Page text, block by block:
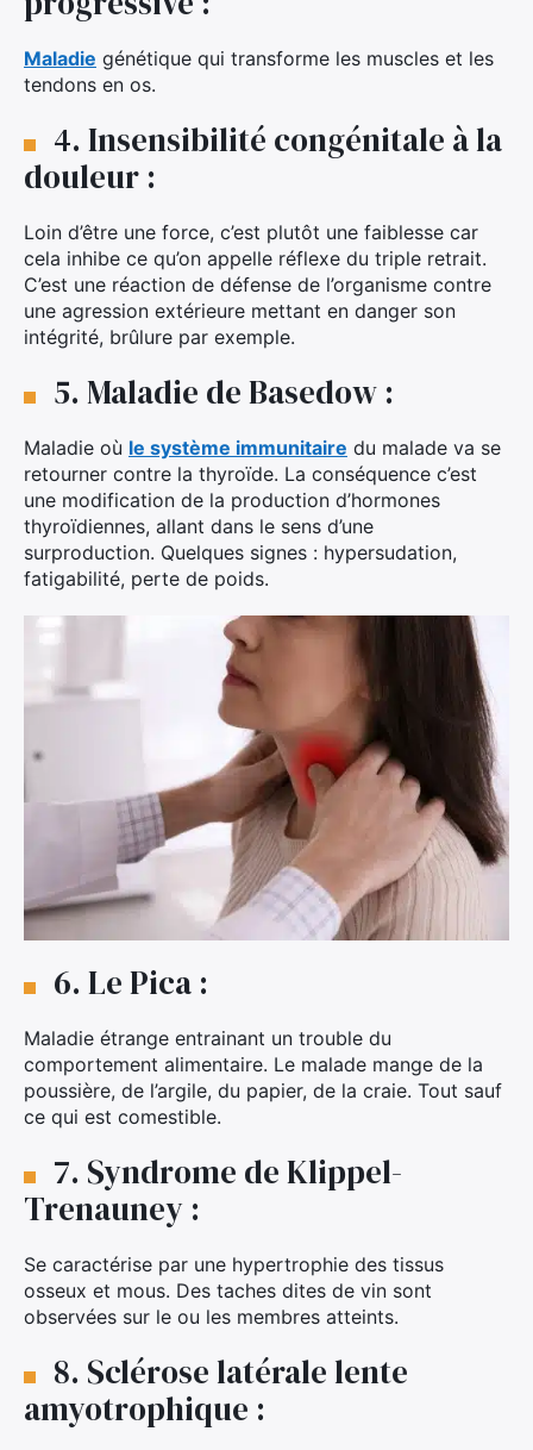
Maladie génétique qui transforme les muscles et les
tendons en os.
4. Insensibilité congénitale à la
douleur :
Loin d’être une force, c’est plutôt une faiblesse car
cela inhibe ce qu’on appelle réflexe du triple retrait.
C’est une réaction de défense de l’organisme contre
une agression extérieure mettant en danger son
intégrité, brûlure par exemple.
5. Maladie de Basedow :
Maladie où le système immunitaire du malade va se
retourner contre la thyroïde. La conséquence c’est
une modification de la production d’hormones
thyroïdiennes, allant dans le sens d’une
surproduction. Quelques signes : hypersudation,
fatigabilité, perte de poids.
6. Le Pica :
Maladie étrange entrainant un trouble du
comportement alimentaire. Le malade mange de la
poussière, de l’argile, du papier, de la craie. Tout sauf
ce qui est comestible.
7. Syndrome de Klippel-
Trenauney :
Se caractérise par une hypertrophie des tissus
osseux et mous. Des taches dites de vin sont
observées sur le ou les membres atteints.
8. Sclérose latérale lente
amyotrophique :